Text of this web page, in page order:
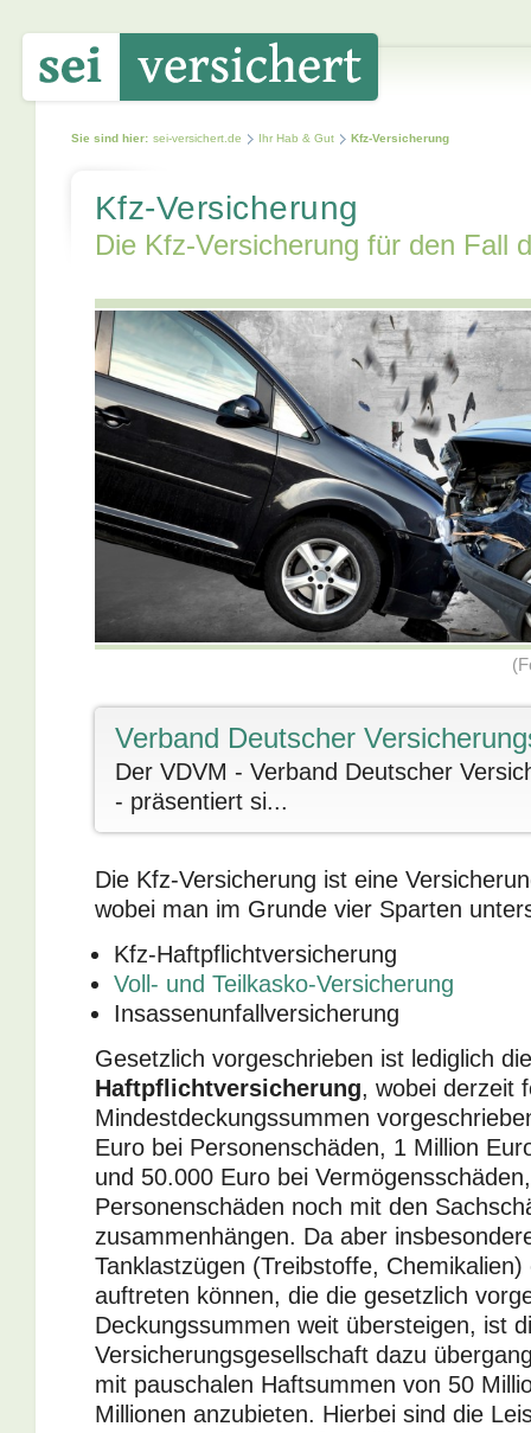
Sie sind hier: sei-versichert.de Ihr Hab & Gut Kfz-Versicherung
Kfz-Versicherung
Die Kfz-Versicherung für den Fall
Verband Deutscher
Der VDVM - Verband Deutscher
- präsentiert si...
Die Kfz-Versicherung ist eine
wobei man im Grunde vier Sparten
Kfz-Haftpflichtversicherung
Voll- und Teilkasko-Versicherung
Insassenunfallversicherung
Gesetzlich vorgeschrieben ist lediglich
Haftpflichtversicherung, wobei derzeit
Mindestdeckungssummen
Euro bei Personenschäden, 1 Million
und 50.000 Euro bei
Personenschäden noch mit den
zusammenhängen. Da aber
Tanklastzügen (Treibstoffe,
auftreten können, die die gesetzlich
Deckungssummen weit übersteigen, ist
Versicherungsgesellschaft dazu
mit pauschalen Haftsummen von 50
Millionen anzubieten. Hierbei sind die